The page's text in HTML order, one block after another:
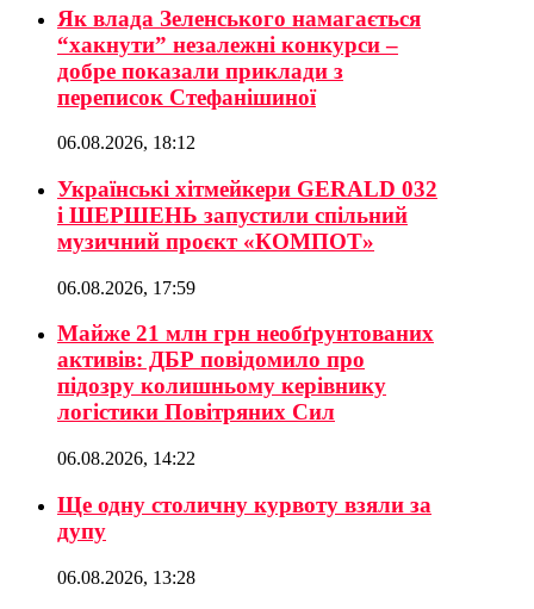
Як влада Зеленського намагається
“хакнути” незалежні конкурси –
добре показали приклади з
переписок Стефанішиної
06.08.2026, 18:12
Українські хітмейкери GERALD 032
і ШЕРШЕНЬ запустили спільний
музичний проєкт «КОМПОТ»
06.08.2026, 17:59
Майже 21 млн грн необґрунтованих
активів: ДБР повідомило про
підозру колишньому керівнику
логістики Повітряних Сил
06.08.2026, 14:22
Ще одну столичну курвоту взяли за
дупу
06.08.2026, 13:28